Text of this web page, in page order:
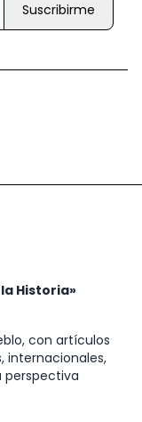
Suscribirme
Historia»
con artículos
internacionales,
perspectiva